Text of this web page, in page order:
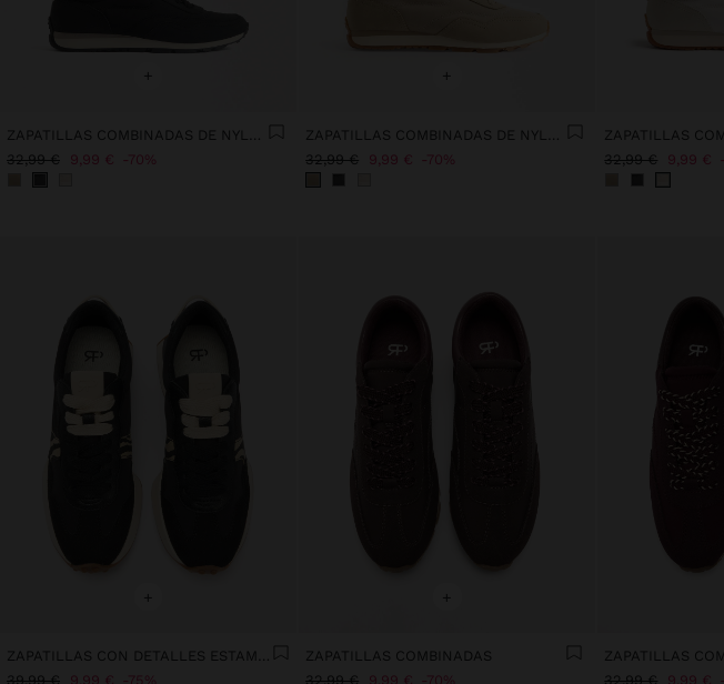
+
ZAPATILLAS COMBINADAS DE NYLON
32,99 € 9,99 € 70%
+
ZAPATILLAS COMBINADAS DE NYLON
32,99 € 9,99 € 70% 32,99 € 9,99 €
+
ZAPATILLAS CON DETALLES ESTAMPADO ANIMAL
39,99 € 9,99 € 75%
+
ZAPATILLAS COMBINADAS
32,99 € 9,99 € 70%
ZAPATILLAS
32,99 € 9,99 €